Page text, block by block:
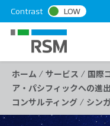
k
t
n
Contrast LOW
ホーム / サービス / 国際
ア・パシフィックへの進
コンサルティング / シン